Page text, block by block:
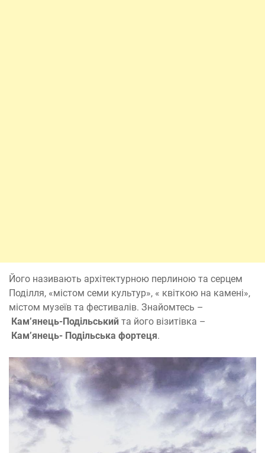
Його називають архітектурною перлиною та серцем
Поділля, «містом семи культур», « квіткою на камені»,
містом музеїв та фестивалів. Знайомтесь –
Кам’янець-Подільський та його візитівка –
Кам’янець- Подільська фортеця.